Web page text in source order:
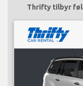
Thrifty tilbyr